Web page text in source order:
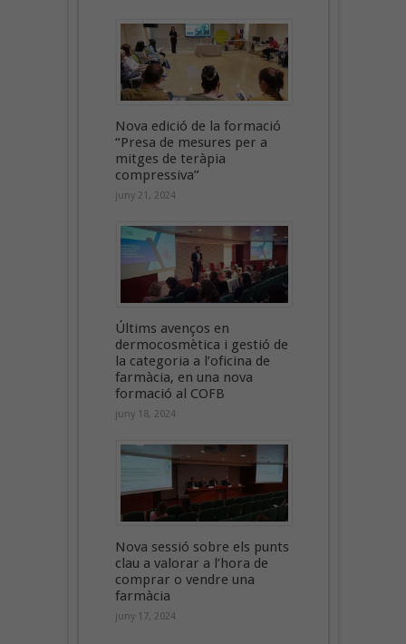
Nova edició de la formació
“Presa de mesures per a
mitges de teràpia
compressiva”
juny 21, 2024
Últims avenços en
dermocosmètica i gestió de
la categoria a l’oficina de
farmàcia, en una nova
formació al COFB
juny 18, 2024
Nova sessió sobre els punts
clau a valorar a l’hora de
comprar o vendre una
farmàcia
juny 17, 2024